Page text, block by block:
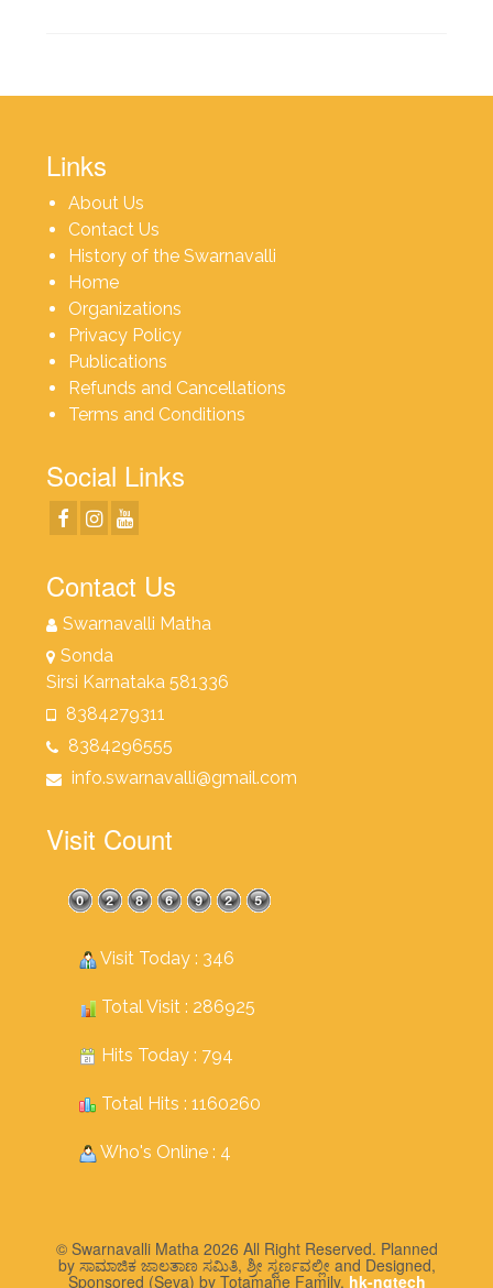
Links
About Us
Contact Us
History of the Swarnavalli
Home
Organizations
Privacy Policy
Publications
Refunds and Cancellations
Terms and Conditions
Social Links
Contact Us
Swarnavalli Matha
Sonda
Sirsi Karnataka 581336
8384279311
8384296555
info.swarnavalli@gmail.com
Visit Count
Visit Today : 346
Total Visit : 286925
Hits Today : 794
Total Hits : 1160260
Who's Online : 4
© Swarnavalli Matha 2026 All Right Reserved. Planned
by ಸಾಮಾಜಿಕ ಜಾಲತಾಣ ಸಮಿತಿ, ಶ್ರೀ ಸ್ವರ್ಣವಲ್ಲೀ and Designed,
Sponsored (Seva) by Totamane Family, hk-ngtech